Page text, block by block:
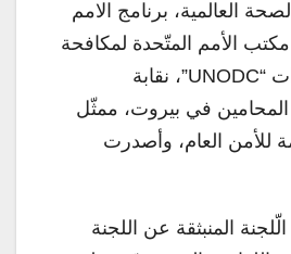
العالمية، برنامج الامم
مكتب الأمم المتّحدة لمكافحة
الجريمة والمخدّرات “UNODC”، نقابة
المحامين في بيروت، ممثّل
للأمن العام، وأصدرت
المنبثقة عن اللجنة